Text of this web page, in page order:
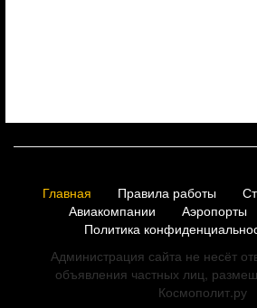
Главная Правила работы
Авиакомпании
Аэропорты
Политика
Администрация сайта не несёт
объявления частных лиц,
Космополит.ру